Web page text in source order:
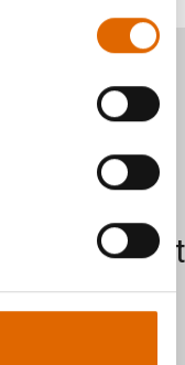
Om oss
Kontakt
side